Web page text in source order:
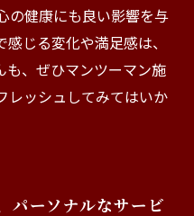
の健康にも良い影響を与
じる変化や満足感は、
も、ぜひマンツーマン施
レッシュしてみてはいか
パーソナルなサービ